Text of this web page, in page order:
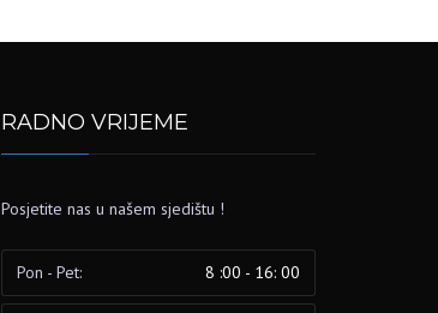
RADNO VRIJEME
Posjetite nas u našem sjedištu !
Pon - Pet: 8 :00 - 16: 00